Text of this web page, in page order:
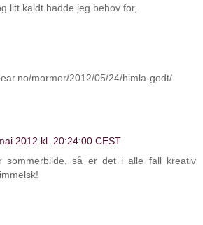
litt kaldt hadde jeg behov for,
mormor/2012/05/24/himla-godt/
2012 kl. 20:24:00 CEST
sommerbilde, så er det i alle fall kreativ